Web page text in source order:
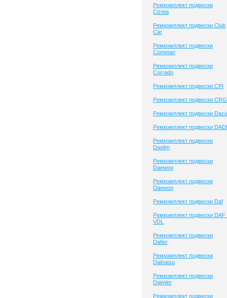
Ремкомплект подвески
Cizeta
Ремкомплект подвески Club
Сar
Ремкомплект подвески
Comman
Ремкомплект подвески
Corrado
Ремкомплект подвески CPI
Ремкомплект подвески CRG
Ремкомплект подвески
Ремкомплект подвески DADI
Ремкомплект подвески
Daelim
Ремкомплект подвески
Daewoo
Ремкомплект подвески
Daewoo
Ремкомплект подвески Daf
Ремкомплект подвески DAF
VDL
Ремкомплект подвески
Dafier
Ремкомплект подвески
Daihatsu
Ремкомплект подвески
Daimler
Ремкомплект подвески